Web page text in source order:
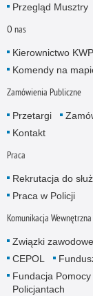
Przegląd Musztry
O nas
Kierownictwo KWP
Komendy na
Zamówienia Publiczne
Przetargi
Kontakt
Praca
Rekrutacja do
Praca w Policji
Komunikacja Wewnętrzna
Związki zawodowe
CEPOL
Fundacja
Policjantach